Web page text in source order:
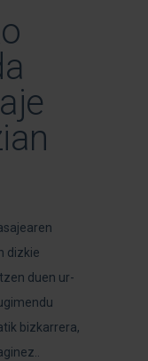
dizkie
duen ur-
bizkarrera,